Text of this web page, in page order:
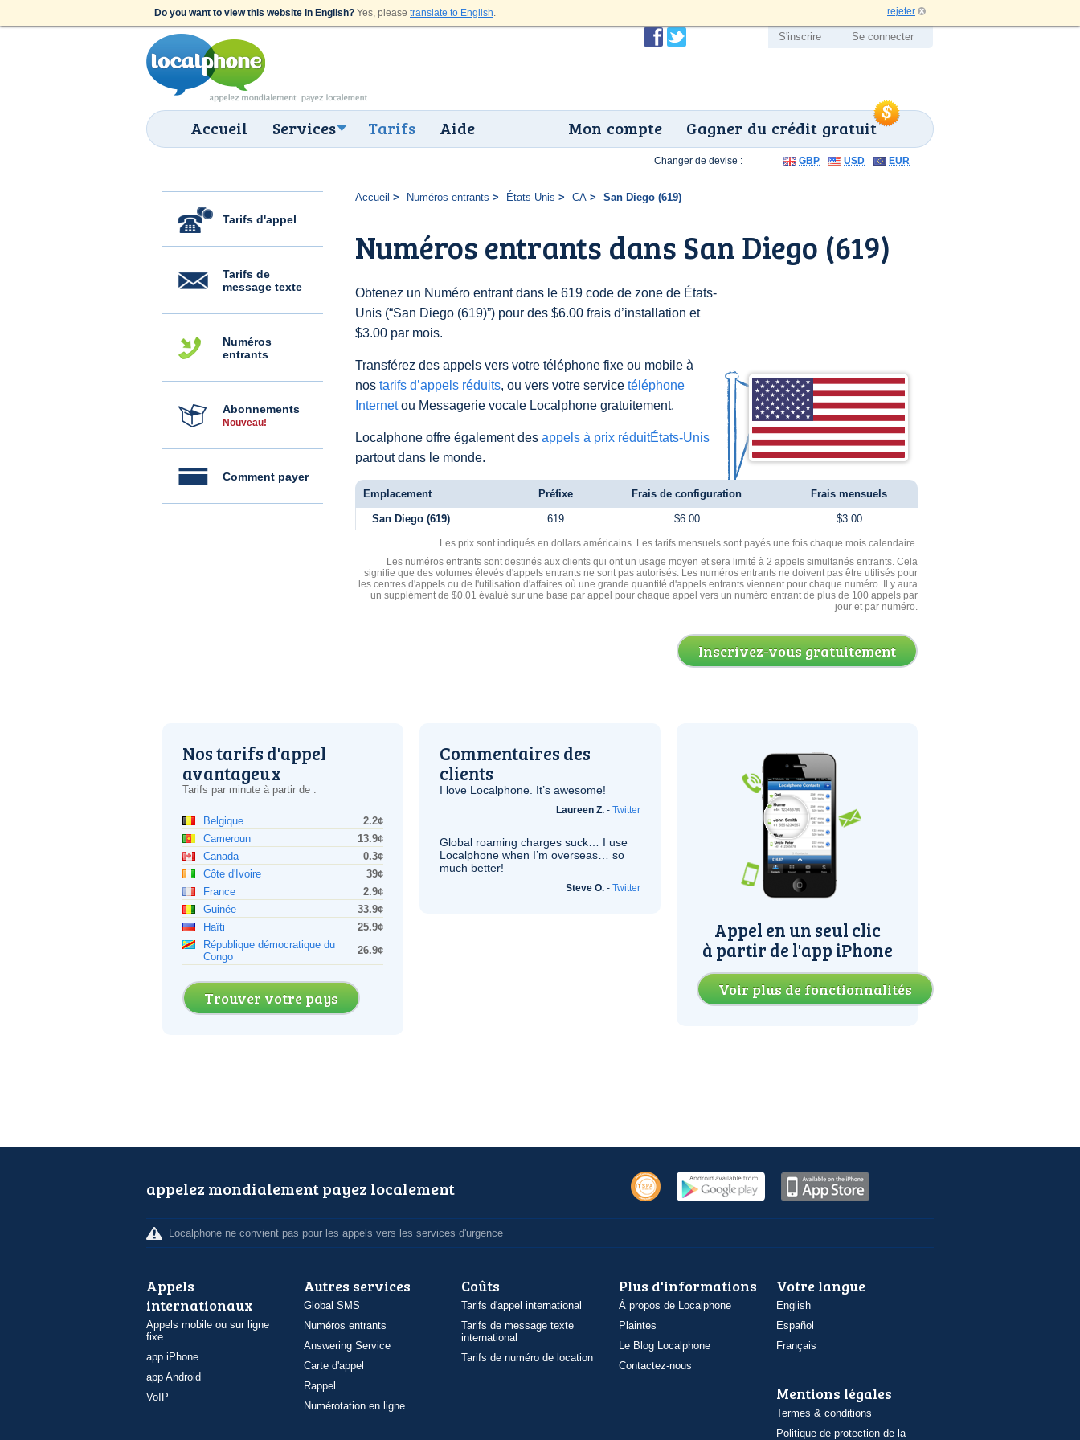
Do you want to view this website in English? Yes, please translate to English. rejeter
Accueil Services Tarifs Aide Gagner du crédit gratuit
Mon compte
S'inscrire Se connecter
Tarifs d'appel
Tarifs de
message texte
Numéros
entrants
Abonnements
Nouveau!
Comment payer
Accueil Numéros entrants États-Unis CA San Diego (619)
Numéros entrants dans San Diego (619)
Obtenez un Numéro entrant dans le 619 code de zone de États-
Unis (“San Diego (619)”) pour des $6.00 frais d’installation et
$3.00 par mois.
Transférez des appels vers votre téléphone fixe ou mobile à
nos tarifs d’appels réduits, ou vers votre service téléphone
Internetou Messagerie vocale Localphone gratuitement.
Localphone offre également des appels à prix réduitÉtats-Unis
partout dans le monde.
Changer de devise : GBP USD EUR
Emplacement Préfixe Frais de configuration Frais mensuels
San Diego (619) 619 $6.00 $3.00
Les prix sont indiqués en dollars américains. Les tarifs mensuels sont payés une fois chaque mois calendaire.
Les numéros entrants sont destinés aux clients qui ont un usage moyen et sera limité à 2 appels simultanés entrants. Cela
signifie que des volumes élevés d'appels entrants ne sont pas autorisés. Les numéros entrants ne doivent pas être utilisés pour
les centres d'appels ou de l'utilisation d'affaires où une grande quantité d'appels entrants viennent pour chaque numéro. Il y aura
un supplément de $0.01 évalué sur une base par appel pour chaque appel vers un numéro entrant de plus de 100 appels par
jour et par numéro.
Inscrivez-vous gratuitement
Nos tarifs d'appel
avantageux
Tarifs par minute à partir de :
Belgique
2.2¢
Cameroun
13.9¢
Canada
0.3¢
Côte d'Ivoire
39¢
France
2.9¢
Guinée
33.9¢
Haïti
25.9¢
République démocratique du
Congo
26.9¢
Trouver votre pays
Commentaires des
clients
I love Localphone. It’s awesome!
Laureen Z. - Twitter
Global roaming charges suck… I use
Localphone when I’m overseas… so
much better!
Steve O. - Twitter
Appel en un seul clic
à partir de l'app iPhone
Voir plus de fonctionnalités
appelez mondialement payez localement
Localphone ne convient pas pour les appels vers les services d'urgence
Appels
internationaux
Appels mobile ou sur ligne
fixe
app iPhone
app Android
VoIP
Autres services
Global SMS
Numéros entrants
Answering Service
Carte d'appel
Rappel
Numérotation en ligne
Coûts
Tarifs d'appel international
Tarifs de message texte
international
Tarifs de numéro de location
Plus d'informations
À propos de Localphone
Plaintes
Le Blog Localphone
Contactez-nous
Votre langue
English
Español
Français
Mentions légales
Termes & conditions
Politique de protection de la